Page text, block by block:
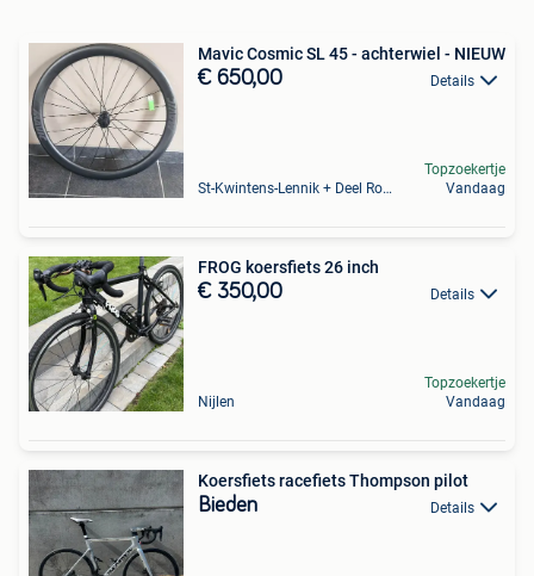
Mavic Cosmic SL 45 - achterwiel - NIEUW
€ 650,00 Details
St-Kwintens-Lennik + Deel Roosdaal
Topzoekertje
Vandaag
FROG koersfiets 26 inch
€ 350,00 Details
Nijlen
Topzoekertje
Vandaag
Koersfiets racefiets Thompson pilot
Bieden Details